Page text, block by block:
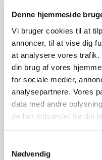
Denne hjemmeside
Vi bruger cookies til at
annoncer, til at vise dig
at analysere vores trafik.
din brug af vores
for sociale medier,
analysepartnere. Vores
data med andre
de har indsamlet fra din
Nødvendig
konkrete værktøjer.
Fremtidens
Strategisk brug af
Innovation,
Hvordan man
agilitet